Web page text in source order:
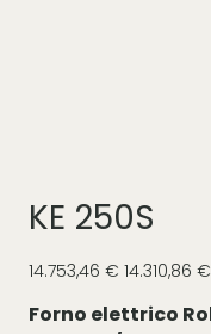
KE 250S
Prezzo
originale
14.753,46 € Prezzo
scontato
14.310,86 €
Forno elettrico